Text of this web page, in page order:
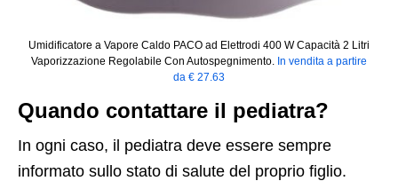
Umidificatore a Vapore Caldo PACO ad Elettrodi 400 W Capacità 2 Litri
Vaporizzazione Regolabile Con Autospegnimento. In vendita a partire
da € 27.63
Quando contattare il pediatra?
In ogni caso, il pediatra deve essere sempre
informato sullo stato di salute del proprio figlio.